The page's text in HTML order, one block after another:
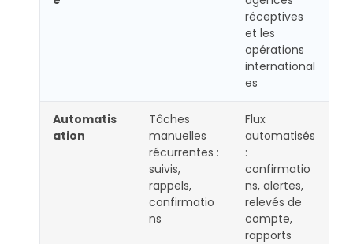
réceptives
et les
opérations
international
es
Automatis
ation
Tâches
manuelles
récurrentes :
suivis,
rappels,
confirmatio
ns
Flux
automatisés
:
confirmatio
ns, alertes,
relevés de
compte,
rapports